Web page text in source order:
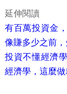
延伸閱讀
有百萬投資金
像賺多少之前
投資不懂經濟
經濟學，這麼做